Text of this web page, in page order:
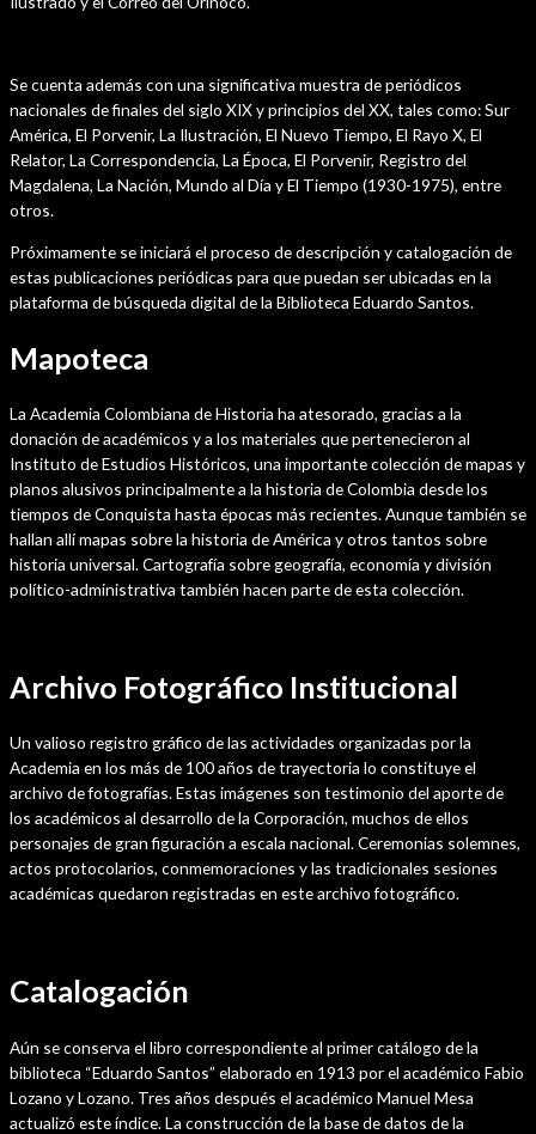
Se cuenta además con una significativa muestra de periódicos
nacionales de finales del siglo XIX y principios del XX, tales como: Sur
América, El Porvenir, La Ilustración, El Nuevo Tiempo, El Rayo X, El
Relator, La Correspondencia, La Época, El Porvenir, Registro del
Magdalena, La Nación, Mundo al Día y El Tiempo (1930-1975), entre
otros.
Próximamente se iniciará el proceso de descripción y catalogación de
estas publicaciones periódicas para que puedan ser ubicadas en la
plataforma de búsqueda digital de la Biblioteca Eduardo Santos.
Mapoteca
La Academia Colombiana de Historia ha atesorado, gracias a la
donación de académicos y a los materiales que pertenecieron al
Instituto de Estudios Históricos, una importante colección de mapas y
planos alusivos principalmente a la historia de Colombia desde los
tiempos de Conquista hasta épocas más recientes. Aunque también se
hallan allí mapas sobre la historia de América y otros tantos sobre
historia universal. Cartografía sobre geografía, economía y división
político-administrativa también hacen parte de esta colección.
Archivo Fotográfico Institucional
Un valioso registro gráfico de las actividades organizadas por la
Academia en los más de 100 años de trayectoria lo constituye el
archivo de fotografías. Estas imágenes son testimonio del aporte de
los académicos al desarrollo de la Corporación, muchos de ellos
personajes de gran figuración a escala nacional. Ceremonias solemnes,
actos protocolarios, conmemoraciones y las tradicionales sesiones
académicas quedaron registradas en este archivo fotográfico.
Catalogación
Aún se conserva el libro correspondiente al primer catálogo de la
biblioteca “Eduardo Santos” elaborado en 1913 por el académico Fabio
Lozano y Lozano. Tres años después el académico Manuel Mesa
actualizó este índice. La construcción de la base de datos de la